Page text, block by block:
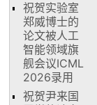
祝贺实验室
郑威博士的
论文被人工
智能领域旗
舰会议ICML
2026录用
祝贺尹来国